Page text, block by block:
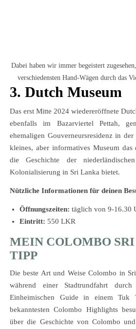
Dabei haben wir immer begeistert
verschiedensten Hand-Wägen durch das
3. Dutch Museum
Das erst Mitte 2024 wiedereröffnete
ebenfalls im Bazarviertel Pettah,
ehemaligen Gouverneursresidenz in
kleines, aber informatives Museum
die Geschichte der
Kolonialisierung in Sri Lanka bietet.
Nützliche Informationen für deinen
Öffnungszeiten: täglich von 9-16.30
Eintritt: 550 LKR
MEIN COLOMBO
TIPP
Die beste Art und Weise Colombo in
während einer Stadtrundfahrt
Einheimischen Guide in einem Tuk
bekanntesten Colombo Highlights
über die Geschichte von Colombo